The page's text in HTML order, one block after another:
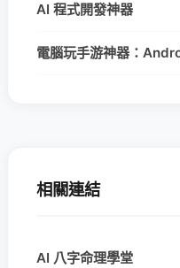
AI 程式開發神器
電腦玩手游神器：
相關連結
AI 八字命理學堂